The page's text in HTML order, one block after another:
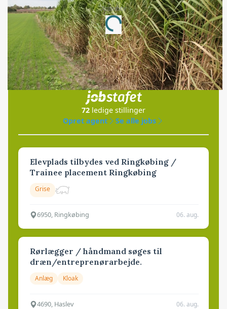
Annonce
Loading...
Jobs
i samarbejde med
72 ledige stillinger
Opret agent
Se alle jobs
Elevplads tilbydes ved Ringkøbing /
Trainee placement Ringkøbing
Grise
6950, Ringkøbing 06. aug.
Rørlægger / håndmand søges til
dræn/entreprenørarbejde.
Anlæg Kloak
4690, Haslev 06. aug.